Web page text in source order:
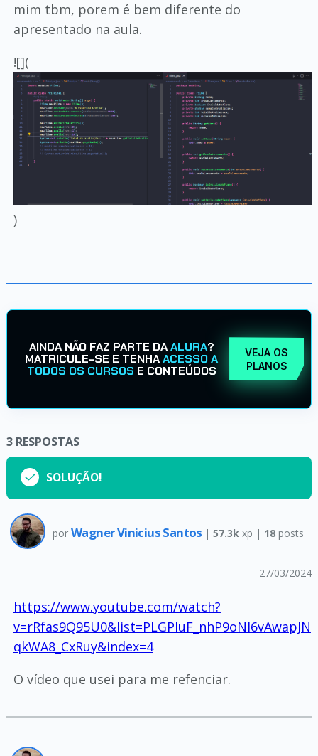
mim tbm, porem é bem diferente do
apresentado na aula.
![](
)
AINDA NÃO FAZ PARTE DAALURA?
MATRICULE-SE E TENHAACESSO A
TODOS OS CURSOS E CONTEÚDOS
VEJA OS
PLANOS
3 RESPOSTAS
SOLUÇÃO!
por Wagner Vinicius Santos |57.3k xp | 18 posts
27/03/2024
https://www.youtube.com/watch?
v=rRfas9Q95U0&list=PLGPluF_nhP9oNl6vAwapJN
qkWA8_CxRuy&index=4
O vídeo que usei para me refenciar.